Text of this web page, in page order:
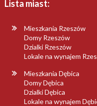
Lista miast:
Mieszkania Rzeszów
Domy Rzeszów
Dzialki Rzeszów
Lokale na wynajem
Mieszkania Dębica
Domy Dębica
Dzialki Dębica
Lokale na wynajem